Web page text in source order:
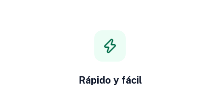
Rápido y fácil